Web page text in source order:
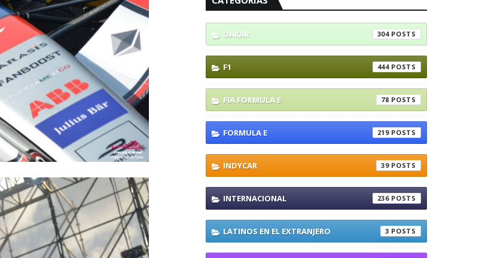
DAKAR 304
F1 444
FIA FORMULA E 78
FORMULA E 219
INDYCAR 39
INTERNACIONAL 236
LATINOS EN EL EXTRANJERO 3